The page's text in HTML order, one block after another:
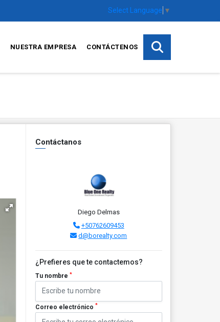
Select Language ▼
NUESTRA EMPRESA CONTÁCTENOS
Contáctanos
Diego Delmas
+50762609453
d@borealty.com
¿Prefieres que te contactemos?
Tu nombre *
Correo electrónico *